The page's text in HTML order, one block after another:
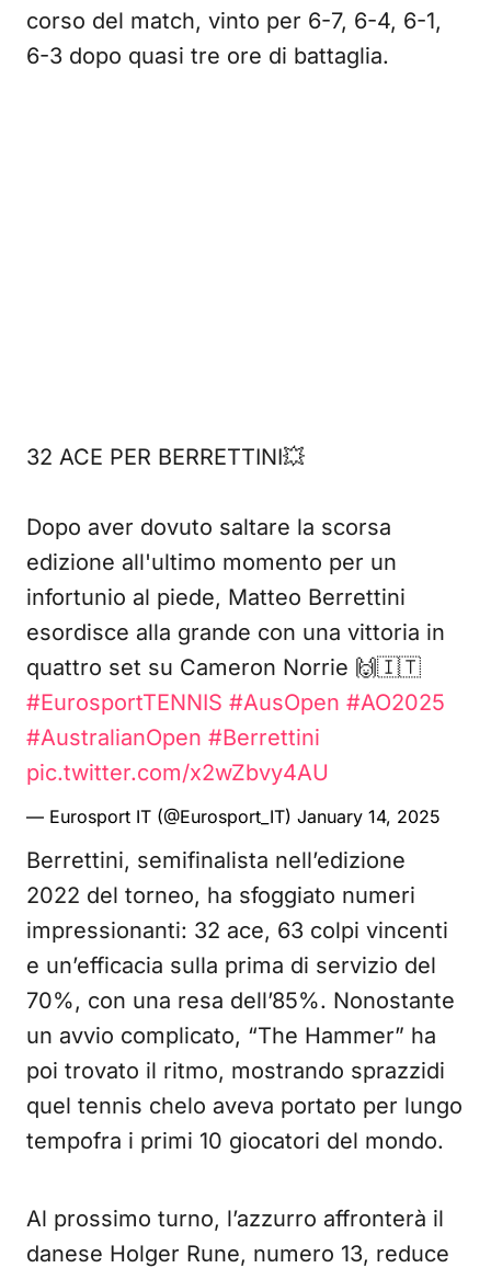
corso del match, vinto per 6-7, 6-4, 6-1,
6-3 dopo quasi tre ore di battaglia.
32 ACE PER BERRETTINI💥
Dopo aver dovuto saltare la scorsa
edizione all'ultimo momento per un
infortunio al piede, Matteo Berrettini
esordisce alla grande con una vittoria in
quattro set su Cameron Norrie 🙌🇮🇹
#EurosportTENNIS #AusOpen #AO2025
#AustralianOpen #Berrettini
pic.twitter.com/x2wZbvy4AU
— Eurosport IT (@Eurosport_IT) January 14, 2025
Berrettini, semifinalista nell’edizione
2022 del torneo, ha sfoggiato numeri
impressionanti: 32 ace, 63 colpi vincenti
e un’efficacia sulla prima di servizio del
70%, con una resa dell’85%. Nonostante
un avvio complicato, “The Hammer” ha
poi trovato il ritmo, mostrando sprazzidi
quel tennis chelo aveva portato per lungo
tempofra i primi 10 giocatori del mondo.
Al prossimo turno, l’azzurro affronterà il
danese Holger Rune, numero 13, reduce